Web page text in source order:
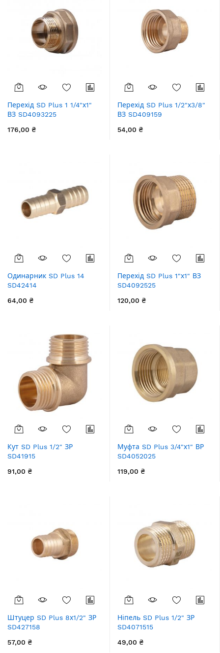
Перехід SD Plus 1 1/4"х1"
ВЗ SD4093225
176,00 ₴
Перехід SD Plus 1/2"х3/8"
ВЗ SD409159
54,00 ₴
Одинарник SD Plus 14
SD42414
64,00 ₴
Перехід SD Plus 1"х1" ВЗ
SD4092525
120,00 ₴
Кут SD Plus 1/2" ЗР
SD41915
91,00 ₴
Муфта SD Plus 3/4"х1" ВР
SD4052025
119,00 ₴
Штуцер SD Plus 8х1/2" ЗР
SD427158
57,00 ₴
Ніпель SD Plus 1/2" ЗР
SD4071515
49,00 ₴